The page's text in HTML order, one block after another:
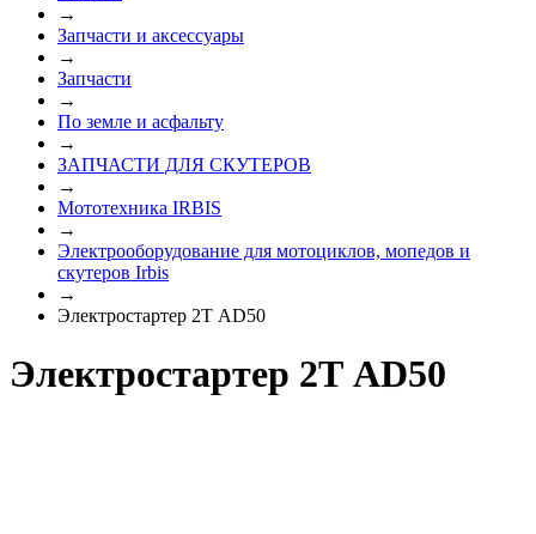
→
Запчасти и аксессуары
→
Запчасти
→
По земле и асфальту
→
ЗАПЧАСТИ ДЛЯ СКУТЕРОВ
→
Мототехника IRBIS
→
Электрооборудование для мотоциклов, мопедов и
скутеров Irbis
→
Электростартер 2Т AD50
Электростартер 2Т AD50